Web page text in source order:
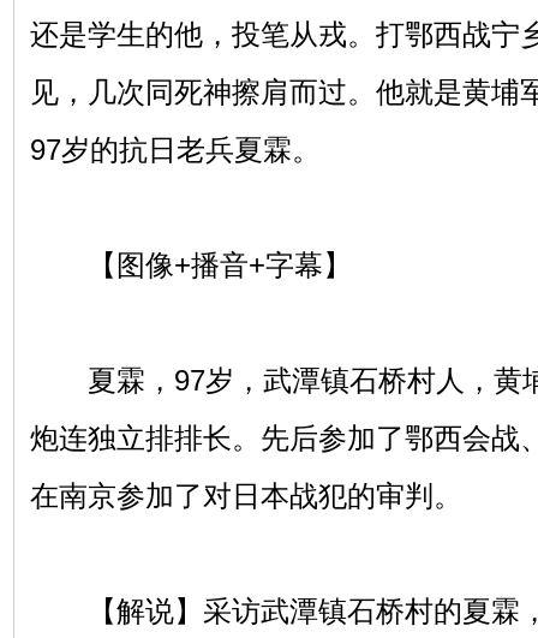
还是学生的他，投笔从戎。打鄂西战宁
见，几次同死神擦肩而过。他就是黄埔
97岁的抗日老兵夏霖。
【图像+播音+字幕】
夏霖，97岁，武潭镇石桥村人，黄
炮连独立排排长。先后参加了鄂西会战
在南京参加了对日本战犯的审判。
【解说】采访武潭镇石桥村的夏霖